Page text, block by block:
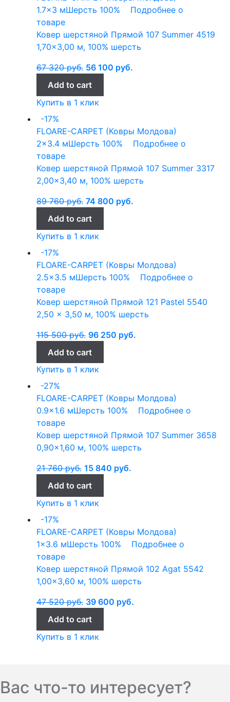
1.7x3 мШерсть 100%
Подробнее о
товаре
Ковер шерстяной Прямой 107 Summer 4519
1,70×3,00 м, 100% шерсть
67 320руб. 56 100 руб.
Add to cart
Купить в 1 клик
-17%
FLOARE-CARPET (Ковры Молдова)
2x3.4 мШерсть 100%
Подробнее о
товаре
Ковер шерстяной Прямой 107 Summer 3317
2,00×3,40 м, 100% шерсть
89 760руб. 74 800 руб.
Add to cart
Купить в 1 клик
-17%
FLOARE-CARPET (Ковры Молдова)
2.5x3.5 мШерсть 100%
Подробнее о
товаре
Ковер шерстяной Прямой 121 Pastel 5540
2,50 x 3,50 м, 100% шерсть
115 500руб. 96 250 руб.
Add to cart
Купить в 1 клик
-27%
FLOARE-CARPET (Ковры Молдова)
0.9x1.6 мШерсть 100%
Подробнее о
товаре
Ковер шерстяной Прямой 107 Summer 3658
0,90×1,60 м, 100% шерсть
21 760руб. 15 840 руб.
Add to cart
Купить в 1 клик
-17%
FLOARE-CARPET (Ковры Молдова)
1x3.6 мШерсть 100%
Подробнее о
товаре
Ковер шерстяной Прямой 102 Agat 5542
1,00×3,60 м, 100% шерсть
47 520руб. 39 600 руб.
Add to cart
Купить в 1 клик
Вас что-то интересует?